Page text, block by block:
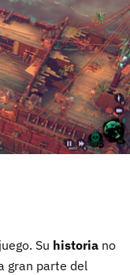
Su historia no
gran parte del